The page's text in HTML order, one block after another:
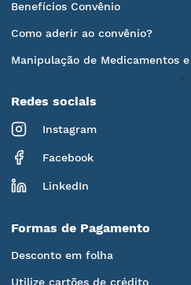
Benefícios Convênio
Como aderir ao convênio?
Manipulação de Medicamentos
Redes sociais
Instagram
Facebook
LinkedIn
Formas de Pagamento
Desconto em folha
Utilize cartões de crédito